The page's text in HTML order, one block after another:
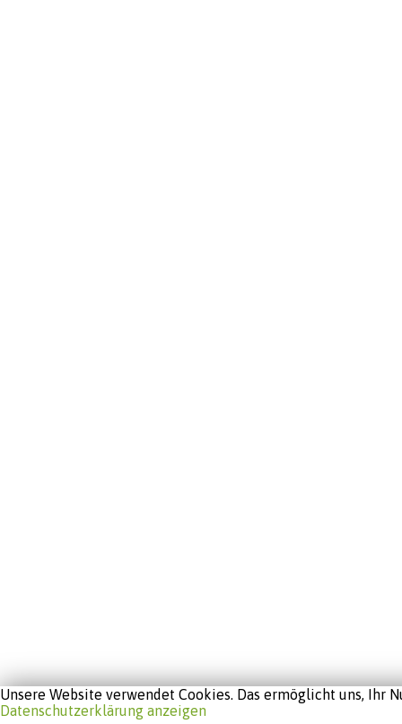
Unsere Website verwendet Cookies. Das ermöglicht uns,
Datenschutzerklärung anzeigen